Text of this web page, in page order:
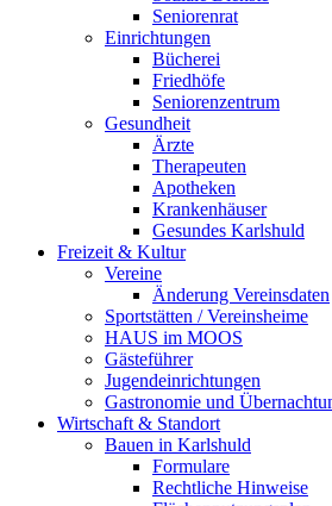
Seniorenrat
Einrichtungen
Bücherei
Friedhöfe
Seniorenzentrum
Gesundheit
Ärzte
Therapeuten
Apotheken
Krankenhäuser
Gesundes Karlshuld
Freizeit & Kultur
Vereine
Änderung Vereinsdaten
Sportstätten / Vereinsheime
HAUS im MOOS
Gästeführer
Jugendeinrichtungen
Gastronomie und
Wirtschaft & Standort
Bauen in Karlshuld
Formulare
Rechtliche Hinweise